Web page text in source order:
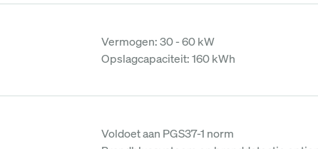
Vermogen: 30 - 60 kW
Opslagcapaciteit: 160 kWh
Voldoet aan PGS37-1 norm